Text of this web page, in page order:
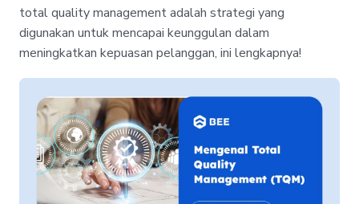
total quality management adalah strategi yang
digunakan untuk mencapai keunggulan dalam
meningkatkan kepuasan pelanggan, ini lengkapnya!